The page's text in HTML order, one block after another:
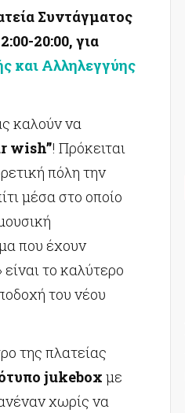
Συντάγματος
20:00, για
και Αλληλεγγύης
καλούν να
wish”! Πρόκειται
πόλη την
μέσα στο οποίο
που έχουν
το καλύτερο
του νέου
της πλατείας
jukebox με
χωρίς να